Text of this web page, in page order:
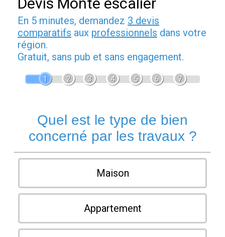
En 5 minutes, demandez 3 devis
comparatifs aux professionnels dans votre
région.
Gratuit, sans pub et sans engagement.
1 2 3 4 5 6 7
Quel est le type de bien
concerné par les travaux ?
Maison
Appartement